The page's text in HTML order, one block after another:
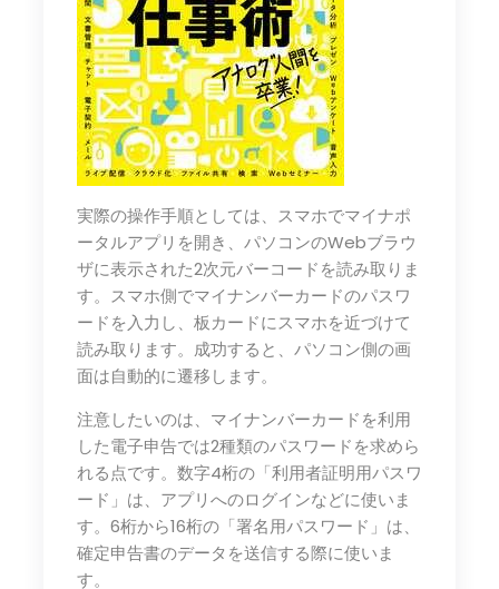
実際の操作手順としては、スマホでマイナポ
ータルアプリを開き、パソコンのWebブラウ
ザに表示された2次元バーコードを読み取りま
す。スマホ側でマイナンバーカードのパスワ
ードを入力し、板カードにスマホを近づけて
読み取ります。成功すると、パソコン側の画
面は自動的に遷移します。
注意したいのは、マイナンバーカードを利用
した電子申告では2種類のパスワードを求めら
れる点です。数字4桁の「利用者証明用パスワ
ード」は、アプリへのログインなどに使いま
す。6桁から16桁の「署名用パスワード」は、
確定申告書のデータを送信する際に使いま
す。